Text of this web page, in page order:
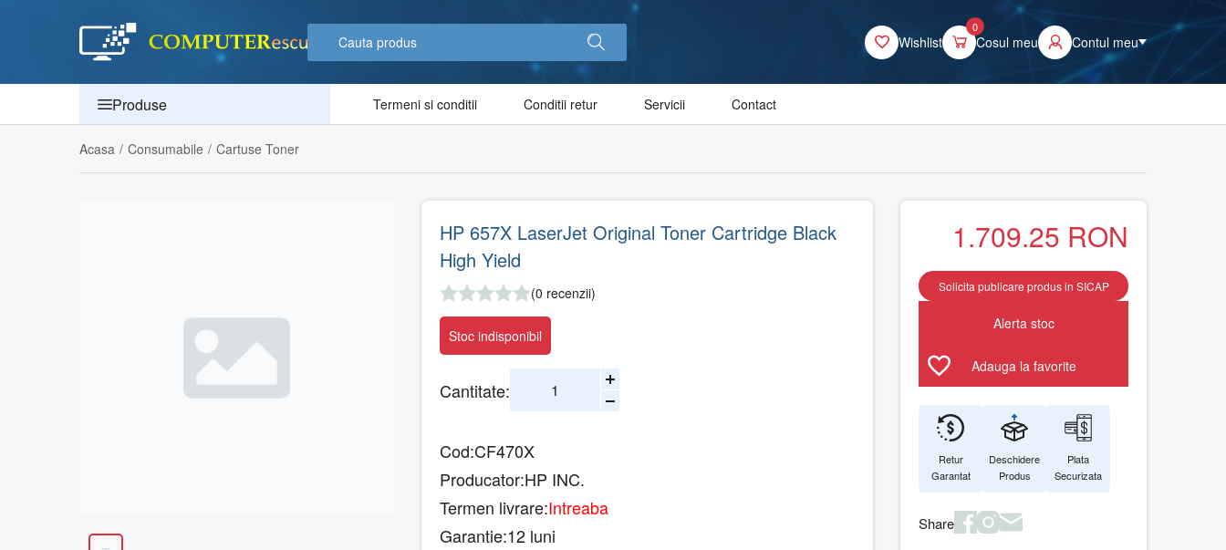
Wishlist
0
Cosul meu Contul meu
Produse Termeni si conditii Conditii retur Servicii Contact
Acasa / Consumabile / Cartuse Toner
HP 657X LaserJet Original Toner Cartridge Black
High Yield
(0 recenzii)
Stoc indisponibil
Cantitate:
Cod:CF470X
Producator:HP INC.
Termen livrare:Intreaba
Garantie:12 luni
1.709.25 RON
Solicita publicare produs in SICAP
Alerta stoc
Adauga la favorite
Retur
Garantat
Deschidere
Produs
Plata
Securizata
Share